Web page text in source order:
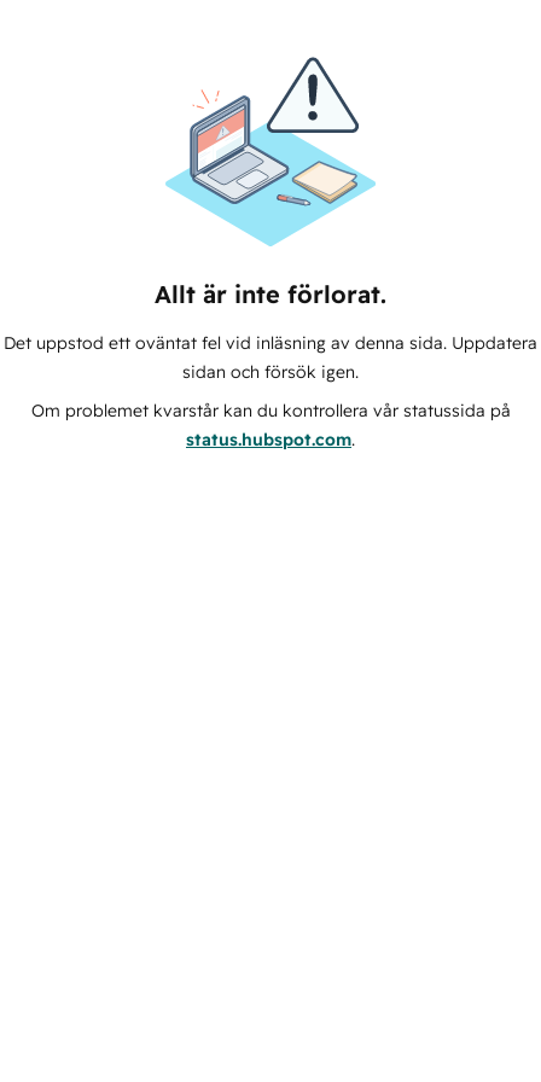
Allt är inte förlorat.
Det uppstod ett oväntat fel vid inläsning av denna sida. Uppdatera
sidan och försök igen.
Om problemet kvarstår kan du kontrollera vår statussida på
status.hubspot.com.